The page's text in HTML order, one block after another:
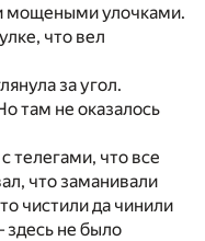
мощеными улочками.
что вел
за угол.
там не оказалось
телегами, что все
что заманивали
чистили да чинили
здесь не было